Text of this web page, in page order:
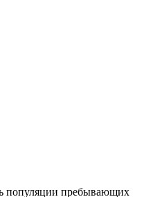
популяции пребывающих